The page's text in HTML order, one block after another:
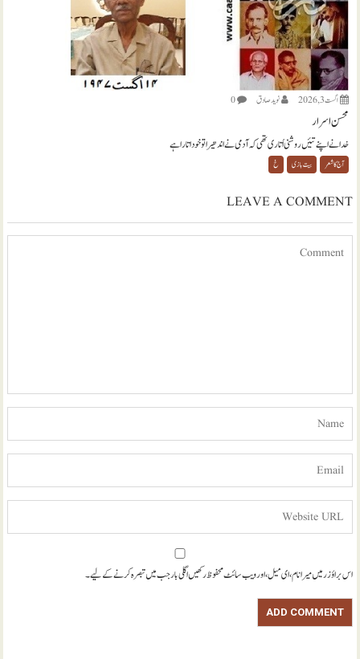
اگست 3, 2026 نويد صادق 0
محسن اسرار
خدا نے اپنے تئیں روشنی اُتاری تھی کہ آدمی نے اندھیرا تو خود اتارا ہے
آج کا شعر بیت بازی خ
LEAVE A COMMENT
اس براؤزر میں میرا نام، ای میل، اور ویب سائٹ محفوظ رکھیں اگلی بار جب میں تبصرہ کرنے کےلیے۔